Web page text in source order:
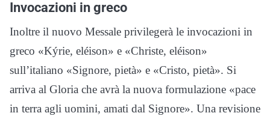
Invocazioni in greco
Inoltre il nuovo Messale privilegerà le invocazioni in
greco «Kýrie, eléison» e «Christe, eléison»
sull’italiano «Signore, pietà» e «Cristo, pietà». Si
arriva al Gloria che avrà la nuova formulazione «pace
in terra agli uomini, amati dal Signore». Una revisione